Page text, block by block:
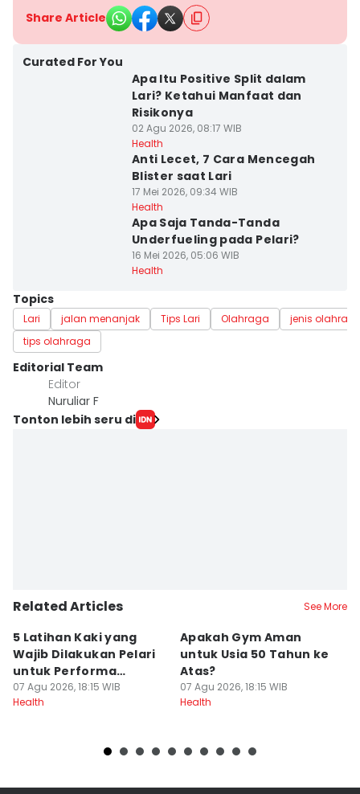
Share Article
Curated For You
Apa Itu Positive Split dalam
Lari? Ketahui Manfaat dan
Risikonya
02 Agu 2026, 08:17 WIB
Health
Anti Lecet, 7 Cara Mencegah
Blister saat Lari
17 Mei 2026, 09:34 WIB
Health
Apa Saja Tanda-Tanda
Underfueling pada Pelari?
16 Mei 2026, 05:06 WIB
Health
Topics
Lari jalan menanjak Tips Lari Olahraga
jenis
tips olahraga
Editorial Team
Editor
Nuruliar F
Tonton lebih seru di
Related Articles See More
5 Latihan Kaki yang
Wajib Dilakukan Pelari
untuk Performa
Maksimal
07 Agu 2026, 18:15 WIB
Health
Apakah Gym Aman
untuk Usia 50 Tahun ke
Atas?
07 Agu 2026, 18:15 WIB
Health